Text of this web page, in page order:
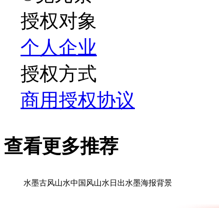
授权对象
个人企业
授权方式
商用授权协议
查看更多推荐
水墨古风山水中国风山水日出水墨海报背景